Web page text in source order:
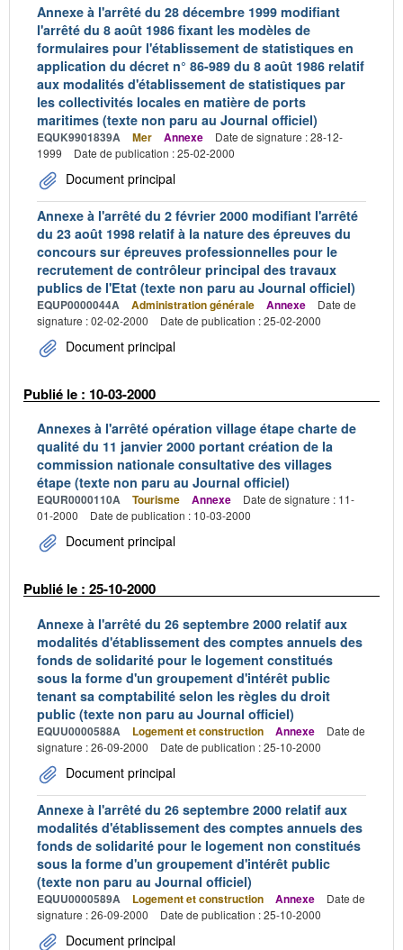
Annexe à l'arrêté du 28 décembre 1999 modifiant
l'arrêté du 8 août 1986 fixant les modèles de
formulaires pour l'établissement de statistiques en
application du décret n° 86-989 du 8 août 1986 relatif
aux modalités d'établissement de statistiques par
les collectivités locales en matière de ports
maritimes (texte non paru au Journal officiel)
EQUK9901839A Mer Annexe
Date de signature : 28-12-
1999
Date de publication : 25-02-2000
Document principal
Annexe à l'arrêté du 2 février 2000 modifiant l'arrêté
du 23 août 1998 relatif à la nature des épreuves du
concours sur épreuves professionnelles pour le
recrutement de contrôleur principal des travaux
publics de l'Etat (texte non paru au Journal officiel)
EQUP0000044A Administration générale Annexe
Date de
signature : 02-02-2000
Date de publication : 25-02-2000
Document principal
Publié le : 10-03-2000
Annexes à l'arrêté opération village étape charte de
qualité du 11 janvier 2000 portant création de la
commission nationale consultative des villages
étape (texte non paru au Journal officiel)
EQUR0000110A Tourisme Annexe
Date de signature : 11-
01-2000
Date de publication : 10-03-2000
Document principal
Publié le : 25-10-2000
Annexe à l'arrêté du 26 septembre 2000 relatif aux
modalités d'établissement des comptes annuels des
fonds de solidarité pour le logement constitués
sous la forme d'un groupement d'intérêt public
tenant sa comptabilité selon les règles du droit
public (texte non paru au Journal officiel)
EQUU0000588A Logement et construction Annexe
Date de
signature : 26-09-2000
Date de publication : 25-10-2000
Document principal
Annexe à l'arrêté du 26 septembre 2000 relatif aux
modalités d'établissement des comptes annuels des
fonds de solidarité pour le logement non constitués
sous la forme d'un groupement d'intérêt public
(texte non paru au Journal officiel)
EQUU0000589A Logement et construction Annexe
Date de
signature : 26-09-2000
Date de publication : 25-10-2000
Document principal